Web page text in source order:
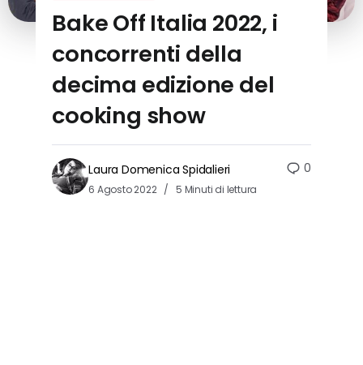
Bake Off Italia 2022, i
concorrenti della
decima edizione del
cooking show
Laura Domenica Spidalieri
6 Agosto 2022 5 Minuti di lettura
0